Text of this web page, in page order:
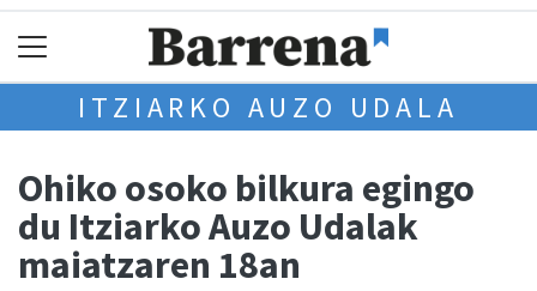
ITZIARKO AUZO UDALA
Ohiko osoko bilkura egingo
du Itziarko Auzo Udalak
maiatzaren 18an